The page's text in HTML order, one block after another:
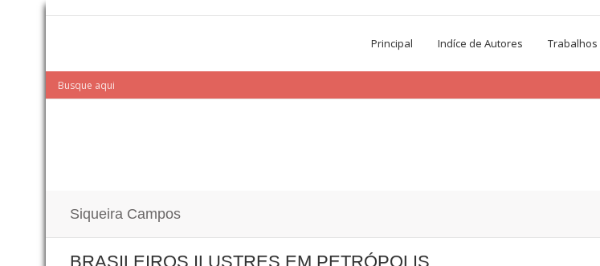
Principal Indíce de Autores Trabalhos
Siqueira Campos
BRASILEIROS ILUSTRES EM PETRÓPOLIS